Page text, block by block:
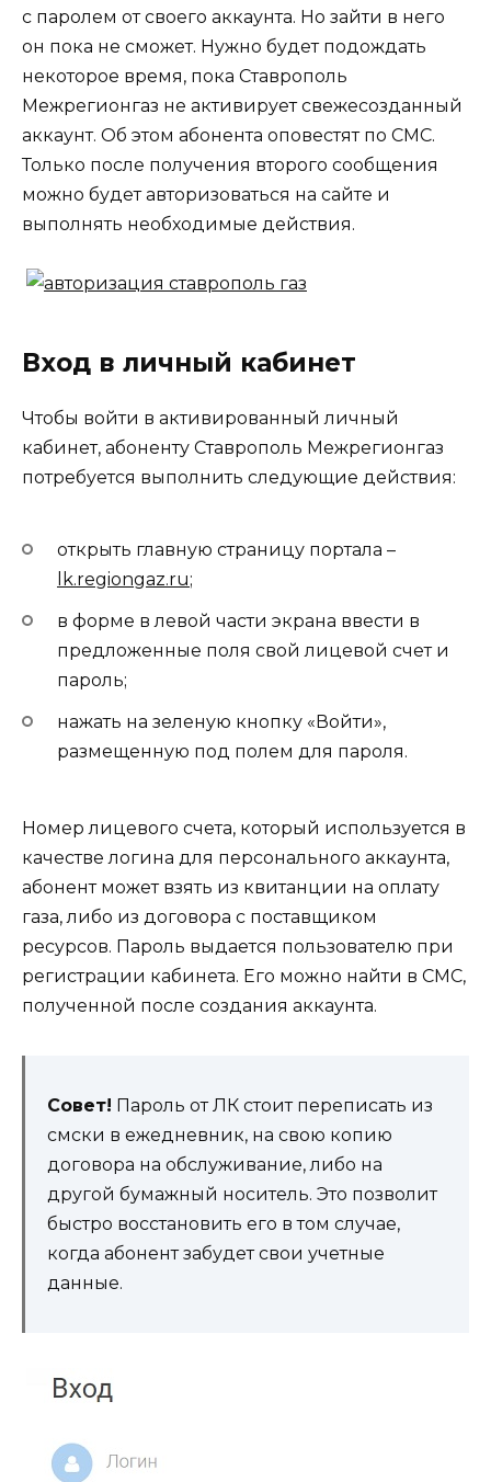
с паролем от своего аккаунта. Но зайти в него
он пока не сможет. Нужно будет подождать
некоторое время, пока Ставрополь
Межрегионгаз не активирует свежесозданный
аккаунт. Об этом абонента оповестят по СМС.
Только после получения второго сообщения
можно будет авторизоваться на сайте и
выполнять необходимые действия.
Вход в личный кабинет
Чтобы войти в активированный личный
кабинет, абоненту Ставрополь Межрегионгаз
потребуется выполнить следующие действия:
открыть главную страницу портала –
lk.regiongaz.ru;
в форме в левой части экрана ввести в
предложенные поля свой лицевой счет и
пароль;
нажать на зеленую кнопку «Войти»,
размещенную под полем для пароля.
Номер лицевого счета, который используется в
качестве логина для персонального аккаунта,
абонент может взять из квитанции на оплату
газа, либо из договора с поставщиком
ресурсов. Пароль выдается пользователю при
регистрации кабинета. Его можно найти в СМС,
полученной после создания аккаунта.
Совет! Пароль от ЛК стоит переписать из
смски в ежедневник, на свою копию
договора на обслуживание, либо на
другой бумажный носитель. Это позволит
быстро восстановить его в том случае,
когда абонент забудет свои учетные
данные.